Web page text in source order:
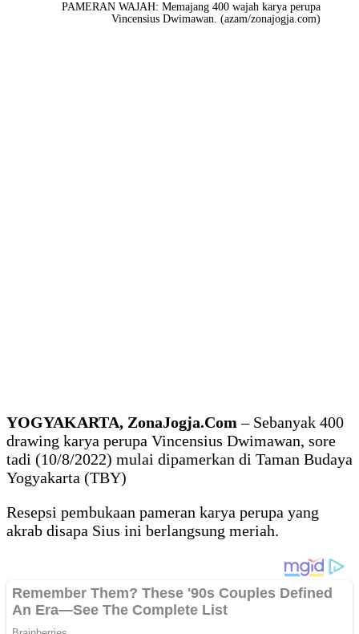
PAMERAN WAJAH: Memajang 400 wajah karya perupa
Vincensius Dwimawan. (azam/zonajogja.com)
YOGYAKARTA, ZonaJogja.Com – Sebanyak 400
drawing karya perupa Vincensius Dwimawan, sore
tadi (10/8/2022) mulai dipamerkan di Taman Budaya
Yogyakarta (TBY)
Resepsi pembukaan pameran karya perupa yang
akrab disapa Sius ini berlangsung meriah.